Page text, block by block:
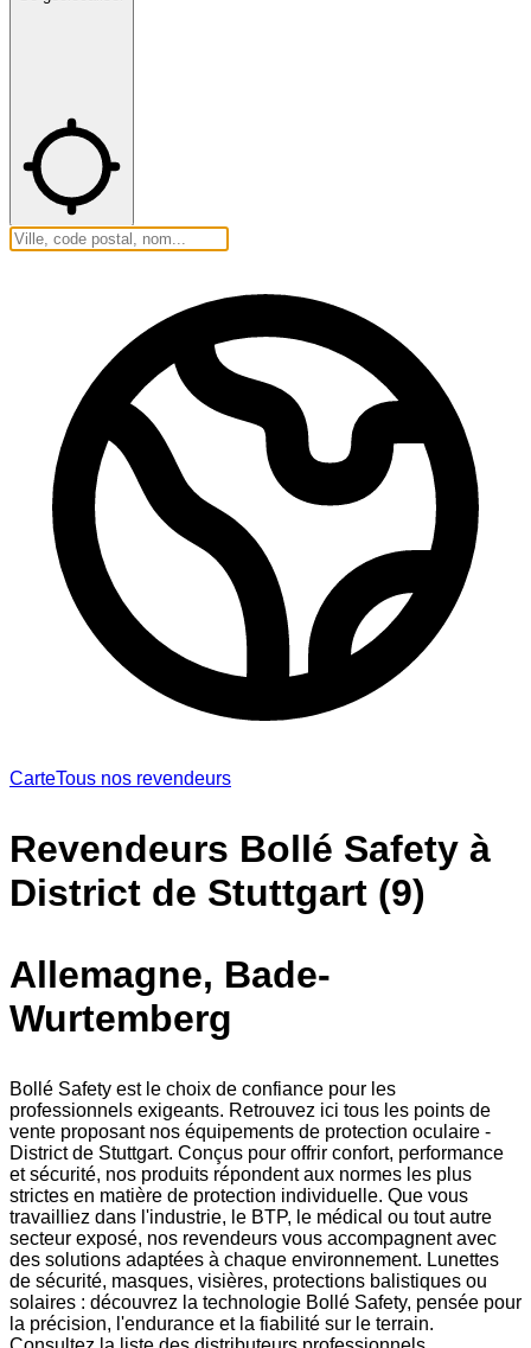
CarteTous nos revendeurs
Revendeurs Bollé Safety à
District de Stuttgart (9)
Allemagne, Bade-
Wurtemberg
Bollé Safety est le choix de confiance pour les
professionnels exigeants. Retrouvez ici tous les points de
vente proposant nos équipements de protection oculaire -
District de Stuttgart. Conçus pour offrir confort, performance
et sécurité, nos produits répondent aux normes les plus
strictes en matière de protection individuelle. Que vous
travailliez dans l'industrie, le BTP, le médical ou tout autre
secteur exposé, nos revendeurs vous accompagnent avec
des solutions adaptées à chaque environnement. Lunettes
de sécurité, masques, visières, protections balistiques ou
solaires : découvrez la technologie Bollé Safety, pensée pour
la précision, l'endurance et la fiabilité sur le terrain.